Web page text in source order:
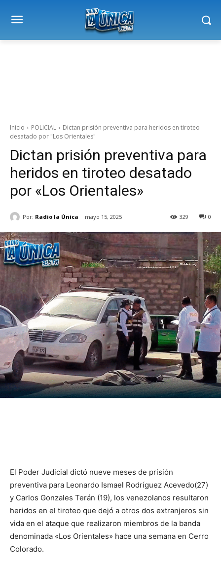
Inicio POLICIAL
Dictan prisión preventiva para heridos en tiroteo
desatado por "Los Orientales"
Dictan prisión preventiva para
heridos en tiroteo desatado
por «Los Orientales»
Por: Radio la Única mayo 15, 2025 0
329
El Poder Judicial dictó nueve meses de prisión
preventiva para Leonardo Ismael Rodríguez Acevedo(27)
y Carlos Gonzales Terán (19), los venezolanos resultaron
heridos en el tiroteo que dejó a otros dos extranjeros sin
vida en el ataque que realizaron miembros de la banda
denominada «Los Orientales» hace una semana en Cerro
Colorado.